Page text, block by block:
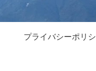
プライバシーポリ